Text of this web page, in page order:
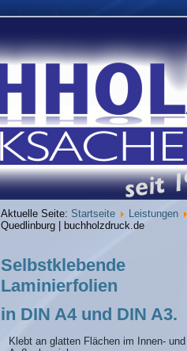
Aktuelle Seite: Startseite
Leistungen
Quedlinburg | buchholzdruck.de
Selbstklebende
Laminierfolien
in DIN A4 und DIN A3.
Klebt an glatten Flächen im Innen- und